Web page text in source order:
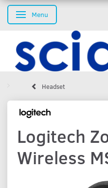
Skifte navigation
Menu
Headset
Logitech
Wireless